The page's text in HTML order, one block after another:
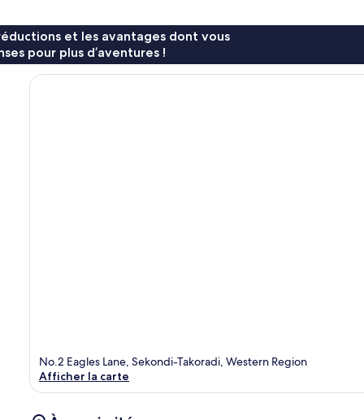
et les avantages dont vous
pour plus d’aventures !
No.2 Eagles Lane, Sekondi-Takoradi, Western Region
Afficher la carte